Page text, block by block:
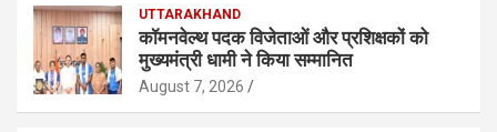
UTTARAKHAND
कॉमनवेल्थ पदक विजेताओं और प्रशिक्षकों को
मुख्यमंत्री धामी ने किया सम्मानित
August 7, 2026